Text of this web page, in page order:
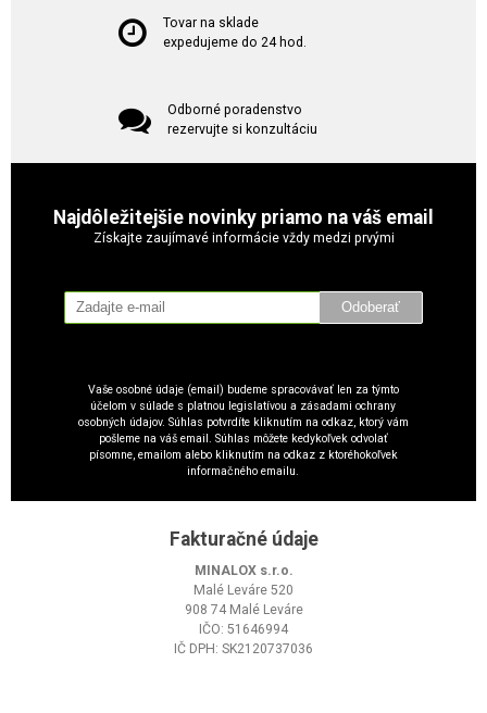
Tovar na sklade
expedujeme do 24 hod.
Odborné poradenstvo
rezervujte si konzultáciu
Najdôležitejšie novinky priamo na váš email
Získajte zaujímavé informácie vždy medzi prvými
Odoberať
Vaše osobné údaje (email) budeme spracovávať len za týmto
účelom v súlade s platnou legislatívou a zásadami ochrany
osobných údajov. Súhlas potvrdíte kliknutím na odkaz, ktorý vám
pošleme na váš email. Súhlas môžete kedykoľvek odvolať
písomne, emailom alebo kliknutím na odkaz z ktoréhokoľvek
informačného emailu.
Fakturačné údaje
MINALOX s.r.o.
Malé Leváre 520
908 74 Malé Leváre
IČO: 51646994
IČ DPH: SK2120737036